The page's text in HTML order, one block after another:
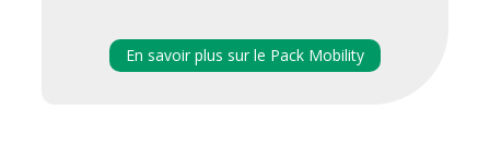
En savoir plus sur le Pack Mobility